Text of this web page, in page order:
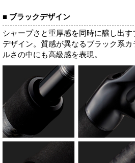
■ ブラックデザイン
シャープさと重厚感を同時に醸し出
デザイン。質感が異なるブラック系
ルさの中にも高級感を表現。